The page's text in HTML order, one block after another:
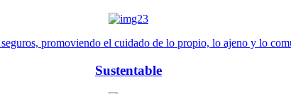
promoviendo el cuidado de lo propio, lo ajeno y lo
Sustentable